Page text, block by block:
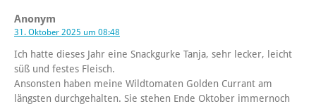
Anonym
31. Oktober 2025 um 08:48
Ich hatte dieses Jahr eine Snackgurke Tanja, sehr lecker, leicht
süß und festes Fleisch.
Ansonsten haben meine Wildtomaten Golden Currant am
längsten durchgehalten. Sie stehen Ende Oktober immernoch